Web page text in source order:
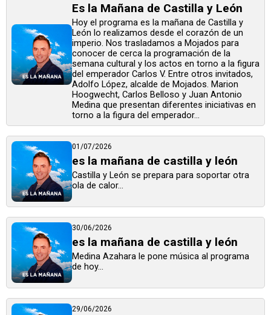
Es la Mañana de Castilla y León
Hoy el programa es la mañana de Castilla y
León lo realizamos desde el corazón de un
imperio. Nos trasladamos a Mojados para
conocer de cerca la programación de la
semana cultural y los actos en torno a la figura
del emperador Carlos V. Entre otros invitados,
Adolfo López, alcalde de Mojados. Marion
Hoogwecht, Carlos Belloso y Juan Antonio
Medina que presentan diferentes iniciativas en
torno a la figura del emperador...
01/07/2026
es la mañana de castilla y león
Castilla y León se prepara para soportar otra
ola de calor...
30/06/2026
es la mañana de castilla y león
Medina Azahara le pone música al programa
de hoy...
29/06/2026